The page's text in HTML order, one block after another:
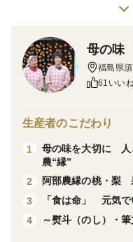
曲がりネギは、そのユ
てくれる曲がりネギは
です。そのまま生でサ
使ったりと、バリエー
■自然な甘みと香り
曲がりネギは、じっく
で香り高い仕上がりに
■料理の幅を広げる
母の味
福島県
61いいね
生産者のこだわり
1
母の味を大切に 人
農“縁”
2
阿部農縁の桃・梨
3
「食は命」 元気
4
～熨斗（のし）・